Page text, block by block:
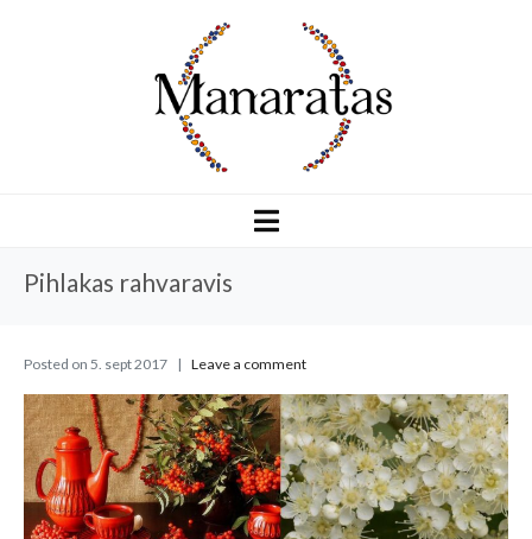
Pihlakas rahvaravis
Posted on 5. sept 2017 Leave a comment